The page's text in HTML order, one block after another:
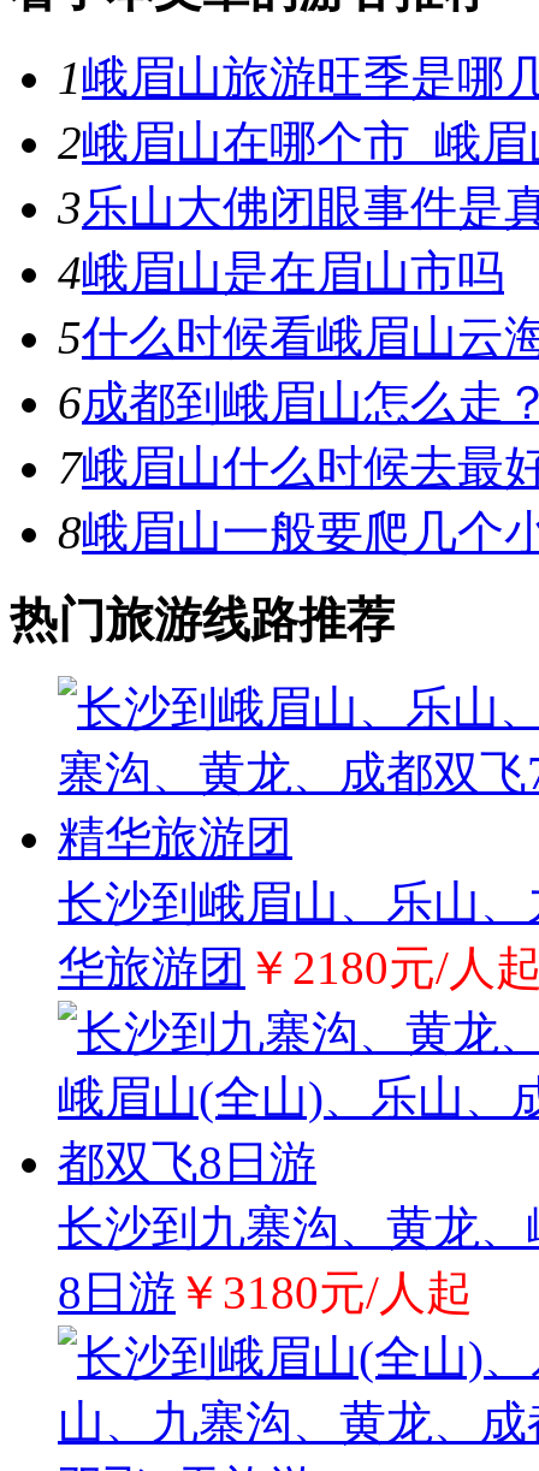
1峨眉山旅游旺季是哪
2峨眉山在哪个市_峨
3乐山大佛闭眼事件是
4峨眉山是在眉山市吗
5什么时候看峨眉山云
6成都到峨眉山怎么走
7峨眉山什么时候去最
8峨眉山一般要爬几个
热门旅游线路推荐
长沙到峨眉山、乐山
华旅游团 ￥2180元/人
长沙到九寨沟、黄龙
8日游 ￥3180元/人起